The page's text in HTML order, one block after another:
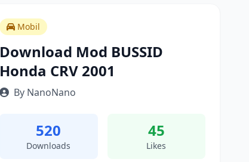
Mobil
Download Mod BUSSID
Honda CRV 2001
By NanoNano
520
Downloads
45
Likes